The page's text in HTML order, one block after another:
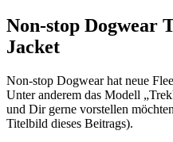
Non-stop Dogwear
Jacket
Non-stop Dogwear hat neue
Unter anderem das Modell
und Dir gerne vorstellen
Titelbild dieses Beitrags).